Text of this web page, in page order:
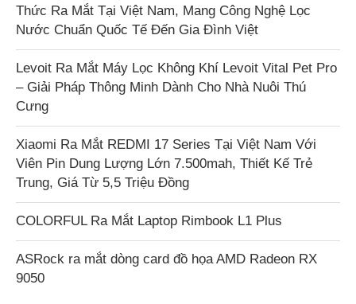
Thức Ra Mắt Tại Việt Nam, Mang Công Nghệ Lọc
Nước Chuẩn Quốc Tế Đến Gia Đình Việt
Levoit Ra Mắt Máy Lọc Không Khí Levoit Vital Pet Pro
– Giải Pháp Thông Minh Dành Cho Nhà Nuôi Thú
Cưng
Xiaomi Ra Mắt REDMI 17 Series Tại Việt Nam Với
Viên Pin Dung Lượng Lớn 7.500mah, Thiết Kế Trẻ
Trung, Giá Từ 5,5 Triệu Đồng
COLORFUL Ra Mắt Laptop Rimbook L1 Plus
ASRock ra mắt dòng card đồ họa AMD Radeon RX
9050